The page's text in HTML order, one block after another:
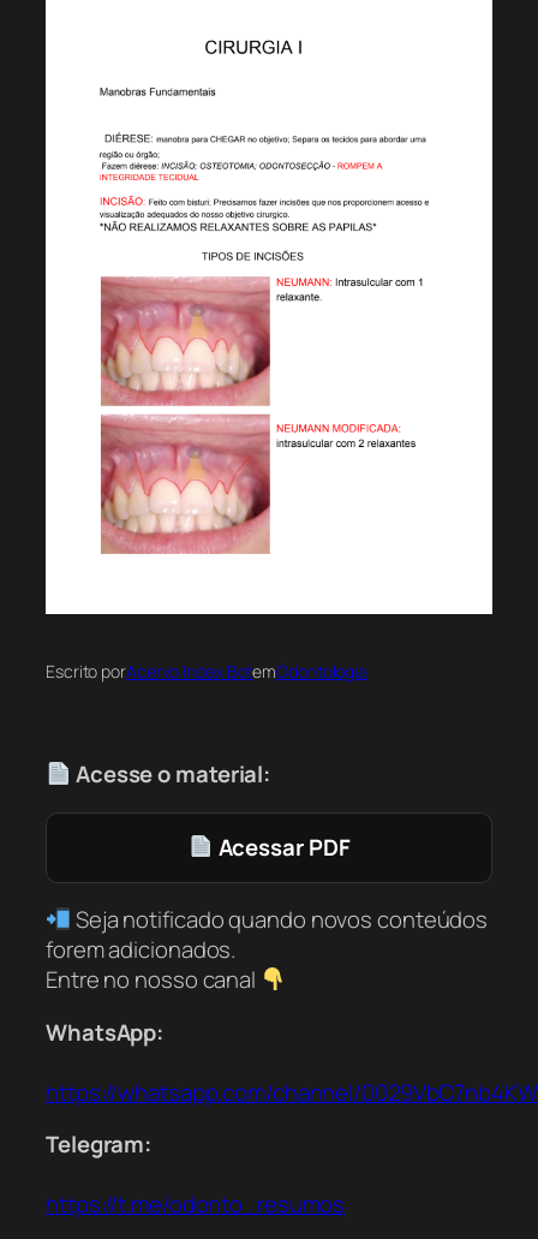
Escrito porAcervo Index BotemOdontologia
Acesse o material:
Acessar PDF
Seja notificado quando novos conteúdos
forem adicionados.
Entre no nosso canal
WhatsApp:
https://whatsapp.com/channel/
Telegram:
https://t.me/odonto_resumos